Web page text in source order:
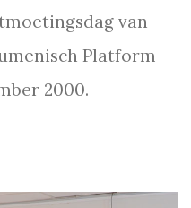
van
Platform
2000.